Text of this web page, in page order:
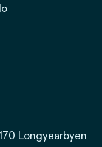
Longyearbyen